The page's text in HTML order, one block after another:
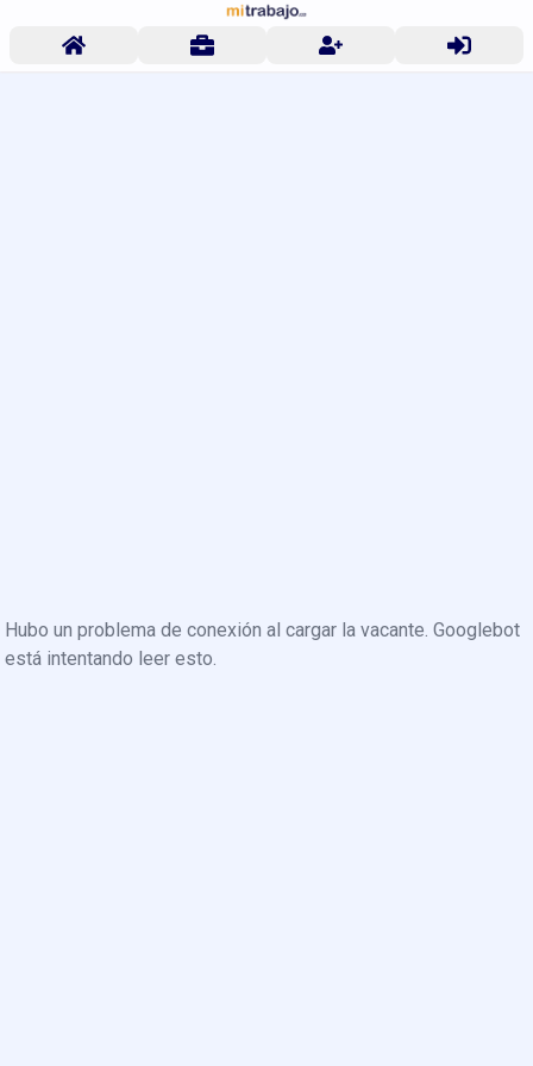
Hubo un problema de conexión al cargar la vacante. Googlebot
está intentando leer esto.